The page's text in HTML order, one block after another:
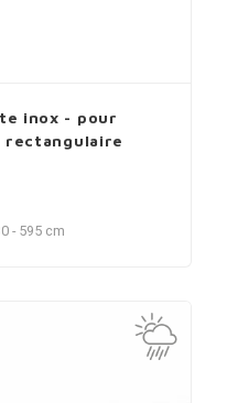
inox - pour
- 595 cm